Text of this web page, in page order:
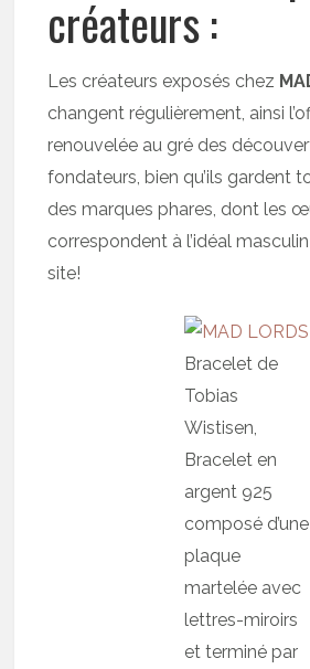
créateurs :
Les créateurs exposés chez
changent régulièrement, ainsi
renouvelée au gré des
fondateurs, bien qu’ils gardent
des marques phares, dont les
correspondent à l’idéal
site!
Bracelet de
Tobias
Wistisen,
Bracelet en
argent 925
composé d’une
plaque
martelée avec
lettres-miroirs
et terminé par